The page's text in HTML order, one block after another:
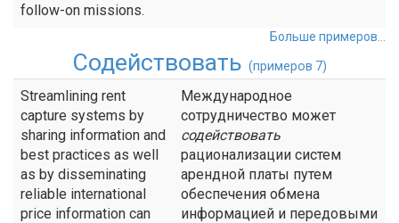
follow-on missions.
Больше примеров...
Содействовать (примеров 7)
Streamlining rent
capture systems by
sharing information and
best practices as well
as by disseminating
reliable international
price information can
Международное
сотрудничество может
содействовать
рационализации систем
арендной платы путем
обеспечения обмена
информацией и передовыми